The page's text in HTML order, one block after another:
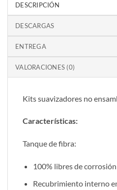
DESCRIPCIÓN
DESCARGAS
ENTREGA
VALORACIONES (0)
Kits suavizadores no
Características:
Tanque de fibra:
100% libres de corrosión
Recubrimiento interno